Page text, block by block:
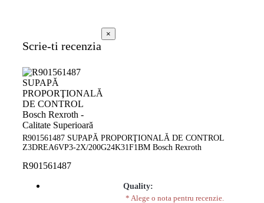
Scrie-ti recenzia
×
R901561487 SUPAPĂ PROPORŢIONALĂ DE CONTROL
Z3DREA6VP3-2X/200G24K31F1BM Bosch Rexroth
R901561487
Quality:
* Alege o nota pentru recenzie.